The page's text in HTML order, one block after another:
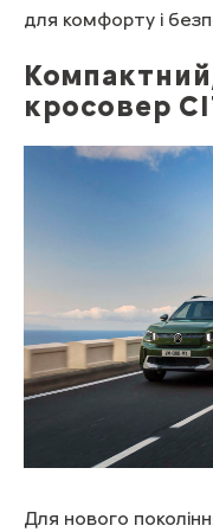
для комфорту і
кросовер
Для нового